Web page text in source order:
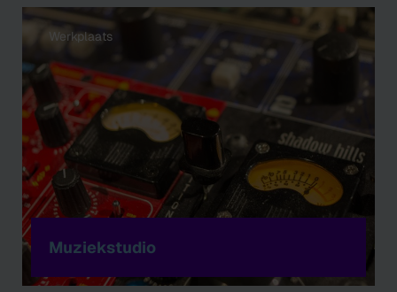
Werkplaats
Muziekstudio